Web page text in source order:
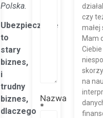
Polska.
Ubezpieczenie
to
stary
biznes,
i
trudny
biznes,
dlaczego
Nazwa
*
czy
małej
Mam
Ciebie
na